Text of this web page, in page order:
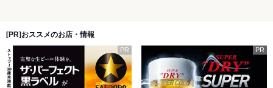
[PR]おススメのお店・情報
PR PR